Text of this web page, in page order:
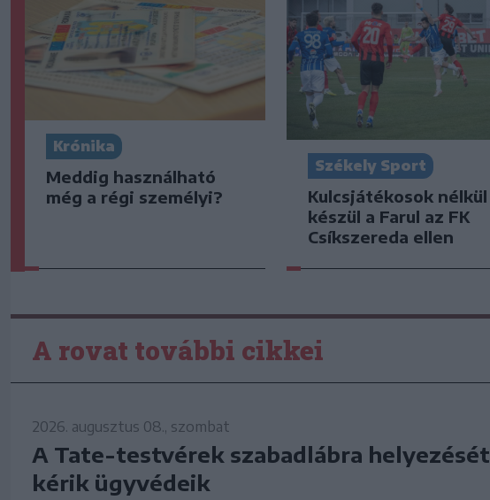
Krónika
Meddig használható
még a régi személyi?
Székely Sport
Kulcsjátékosok nélkül
készül a Farul az FK
Csíkszereda ellen
A rovat további cikkei
2026. augusztus 08., szombat
A Tate-testvérek szabadlábra helyezését
kérik ügyvédeik